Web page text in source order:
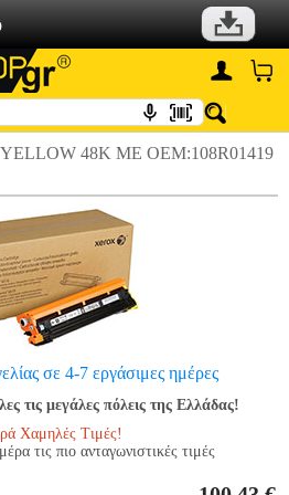
48K ΜΕ OEM:108R01419
σε 4-7 εργάσιμες ημέρες
τις μεγάλες πόλεις της Ελλάδας!
Χαμηλές Τιμές!
τις πιο ανταγωνιστικές τιμές